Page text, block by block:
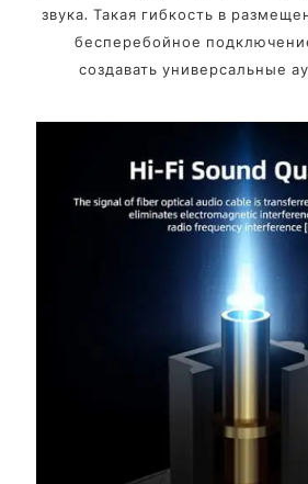
звука. Такая гибкость в
бесперебойное
создавать универсальные